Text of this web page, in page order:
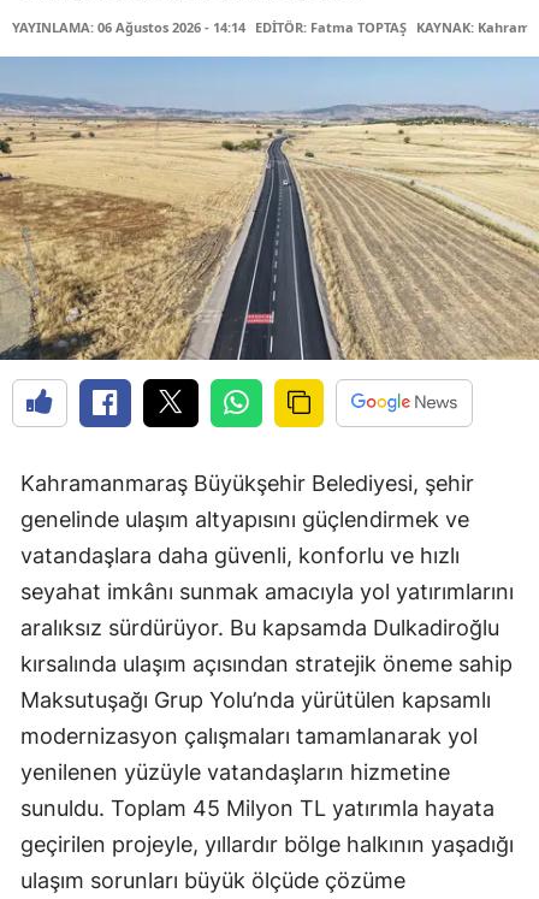
YAYINLAMA: 06 Ağustos 2026 - 14:14 EDİTÖR: Fatma TOPTAŞ KAYNAK:
Kahramanmaraş Büyükşehir Belediyesi, şehir
genelinde ulaşım altyapısını güçlendirmek ve
vatandaşlara daha güvenli, konforlu ve hızlı
seyahat imkânı sunmak amacıyla yol yatırımlarını
aralıksız sürdürüyor. Bu kapsamda Dulkadiroğlu
kırsalında ulaşım açısından stratejik öneme sahip
Maksutuşağı Grup Yolu’nda yürütülen kapsamlı
modernizasyon çalışmaları tamamlanarak yol
yenilenen yüzüyle vatandaşların hizmetine
sunuldu. Toplam 45 Milyon TL yatırımla hayata
geçirilen projeyle, yıllardır bölge halkının yaşadığı
ulaşım sorunları büyük ölçüde çözüme